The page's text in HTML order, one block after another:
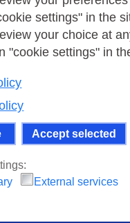
settings" in the
your choice at
"cookie settings" in
Accept selected
External services
più vicine con le
ricercatori, docenti